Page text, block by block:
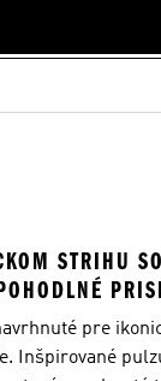
STRIHU
pre
Inšpirované